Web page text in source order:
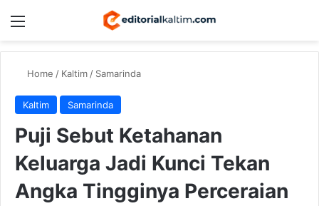
Menu
Home / Kaltim/ Samarinda
Kaltim Samarinda
Puji Sebut Ketahanan
Keluarga Jadi Kunci Tekan
Angka Tingginya Perceraian